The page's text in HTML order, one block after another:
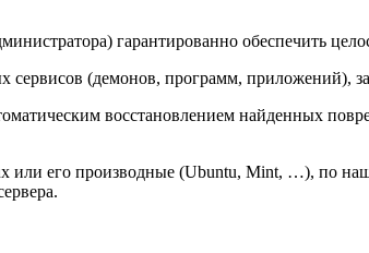
гарантированно обеспечить
сервисов (демонов, программ, приложений),
восстановлением найденных
или его производные (Ubuntu, Mint, …), по